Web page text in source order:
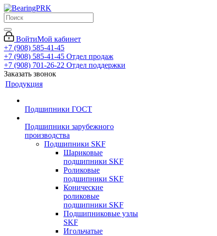
ВойтиМой кабинет
+7 (908) 585-41-45
+7 (908) 585-41-45 Отдел продаж
+7 (908) 701-26-22 Отдел поддержки
Заказать звонок
Продукция
Подшипники ГОСТ
Подшипники зарубежного
производства
Подшипники SKF
Шариковые
подшипники SKF
Роликовые
подшипники SKF
Конические
роликовые
подшипники SKF
Подшипниковые узлы
SKF
Игольчатые